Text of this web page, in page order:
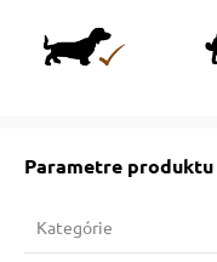
Parametre produktu
Kategórie